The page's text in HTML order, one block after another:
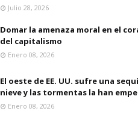
Julio 28, 2026
Domar la amenaza moral en el
del capitalismo
Enero 08, 2026
El oeste de EE. UU. sufre una
nieve y las tormentas la han
Enero 08, 2026